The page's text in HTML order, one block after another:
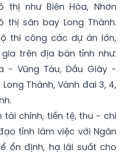
thị như Biên Hòa, Nhơn
thị sân bay Long Thành.
thi công các dự án lớn,
trên địa bàn tỉnh như:
- Vũng Tàu, Dầu Giây -
Long Thành, Vành đai 3, 4,
tài chính, tiền tệ, thu - chi
tỉnh làm việc với Ngân
ổn định, hạ lãi suất cho